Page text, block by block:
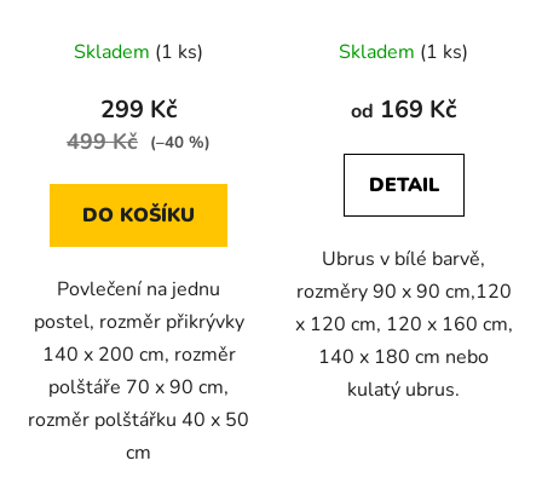
Skladem (1 ks)
299 Kč
499 Kč (–40 %)
DO KOŠÍKU
Povlečení na jednu
postel, rozměr přikrývky
140 x 200 cm, rozměr
polštáře 70 x 90 cm,
rozměr polštářku 40 x 50
cm
Skladem (1 ks)
od 169 Kč
DETAIL
Ubrus v bílé barvě,
rozměry 90 x 90 cm,120
x 120 cm, 120 x 160 cm,
140 x 180 cm nebo
kulatý ubrus.